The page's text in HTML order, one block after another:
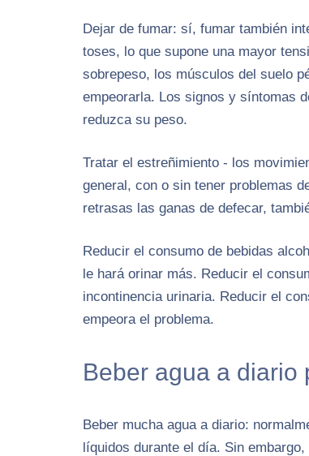
Dejar de fumar: sí, fumar también
toses, lo que supone una mayor
sobrepeso, los músculos del suelo
empeorarla. Los signos y síntomas
reduzca su peso.
Tratar el estreñimiento - los
general, con o sin tener problemas
retrasas las ganas de defecar,
Reducir el consumo de bebidas
le hará orinar más. Reducir el
incontinencia urinaria. Reducir el
empeora el problema.
Beber agua a diario
Beber mucha agua a diario:
líquidos durante el día. Sin